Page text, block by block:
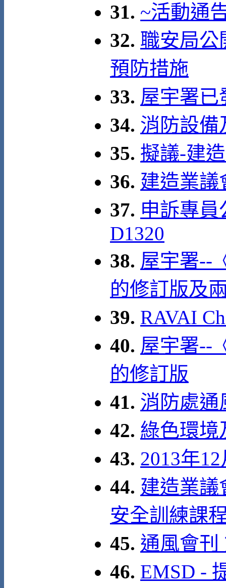
31. ~活動通
32. 職安局公
預防措施
33. 屋宇署已
34. 消防設備
35. 擬議-建
36. 建造業議
37. 申訴專
D1320
38. 屋宇署--
的修訂版及
39. RAVAI
40. 屋宇署--
的修訂版
41. 消防處通
42. 綠色環境
43. 2013年
44. 建造業議
安全訓練課
45. 通風會刊
46. EMSD -